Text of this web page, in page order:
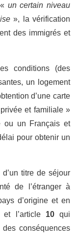
un certain niveau
», la vérification
des immigrés et
conditions (des
un logement
d’une carte
et familiale »
ou un Français et
pour obtenir un
titre de séjour
de l’étranger à
d’origine et en
l’article 10qui
conséquences